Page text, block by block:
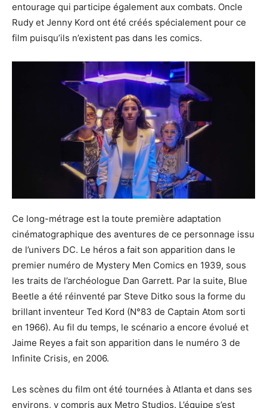
entourage qui participe également aux combats. Oncle
Rudy et Jenny Kord ont été créés spécialement pour ce
film puisqu’ils n’existent pas dans les comics.
Ce long-métrage est la toute première adaptation
cinématographique des aventures de ce personnage issu
de l’univers DC. Le héros a fait son apparition dans le
premier numéro de Mystery Men Comics en 1939, sous
les traits de l’archéologue Dan Garrett. Par la suite, Blue
Beetle a été réinventé par Steve Ditko sous la forme du
brillant inventeur Ted Kord (N°83 de Captain Atom sorti
en 1966). Au fil du temps, le scénario a encore évolué et
Jaime Reyes a fait son apparition dans le numéro 3 de
Infinite Crisis, en 2006.
Les scènes du film ont été tournées à Atlanta et dans ses
environs, y compris aux Metro Studios. L’équipe s’est